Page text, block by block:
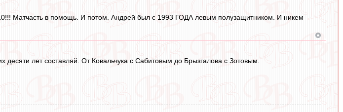
Матчасть в помощь. И потом. Андрей был с 1993 ГОДА левым полузащитником. И никем
десяти лет составляй. От Ковальчука с Сабитовым до Брызгалова с Зотовым.